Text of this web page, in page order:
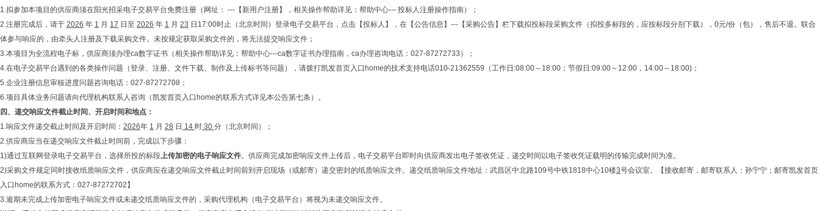
1.拟参加本项目的供应商须在阳光招采电子交易平台免费注册（网址： ---【新用户注册】，相关操作帮助详见：帮助中心--- 投标人注册操作指南）；
2.注册完成后，请于 2026 年 1 月 17 日至 2026 年 1 月 23 日17:00时止（北京时间）登录电子交易平台，点击【投标人】，在【公告信息】---【采购公告】栏下载拟投标段采购文件（拟投多标段的，应按标段分别下载），0元/份（包），售后不退。联合
体参与响应的，由牵头人注册及下载采购文件。未按规定获取采购文件的，将无法提交响应文件；
3.本项目为全流程电子标，供应商须办理ca数字证书（相关操作帮助详见：帮助中心---ca数字证书办理指南，ca办理咨询电话：027-87272733）；
4.在电子交易平台遇到的各类操作问题（登录、注册、文件下载、制作及上传标书等问题），请拨打凯发首页入口home的技术支持电话010-21362559（工作日:08:00～18:00；节假日:09:00～12:00，14:00～18:00)；
5.企业注册信息审核进度问题咨询电话：027-87272708；
6.项目具体业务问题请向代理机构联系人咨询（凯发首页入口home的联系方式详见本公告第七条）。
四、 递交响应文件截止时间、开启时间和地点：
1.响应文件递交截止时间及开启时间： 2026年 1 月 28 日 14 时 30 分（北京时间）；
2.供应商应当在递交响应文件截止时间前，完成以下步骤：
1)通过互联网登录电子交易平台，选择所投的标段上传加密的电子响应文件。供应商完成加密响应文件上传后，电子交易平台即时向供应商发出电子签收凭证，递交时间以电子签收凭证载明的传输完成时间为准。
2)采购文件规定同时接收纸质响应文件，供应商应在递交响应文件截止时间前到开启现场（或邮寄）递交密封的纸质响应文件。递交纸质响应文件地址：武昌区中北路109号中铁1818中心10楼3号会议室。【接收邮寄，邮寄联系人：孙宁宁；邮寄凯发首页
入口home的联系方式：027-87272702】
3.逾期未完成上传加密电子响应文件或未递交纸质响应文件的，采购代理机构（电子交易平台）将视为未递交响应文件。